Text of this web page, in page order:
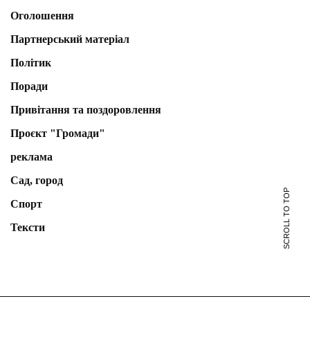
Оголошення
Партнерський матеріал
Політик
Поради
Привітання та поздоровлення
Проєкт "Громади"
реклама
Сад, город
Спорт
Тексти
SCROLL TO TOP